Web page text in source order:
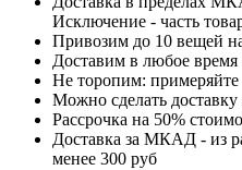
Исключение - часть
Привозим до 10 вещей
Доставим в любое время
Не торопим: примеряйте
Можно сделать
Рассрочка на 50%
Доставка за МКАД - из
менее 300 руб